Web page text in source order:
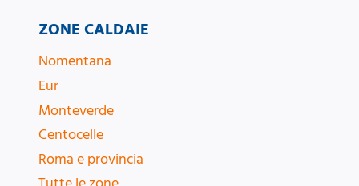
ZONE CALDAIE
Nomentana
Eur
Monteverde
Centocelle
Roma e provincia